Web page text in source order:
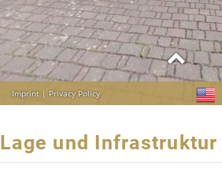
Lage und Infrastruktur